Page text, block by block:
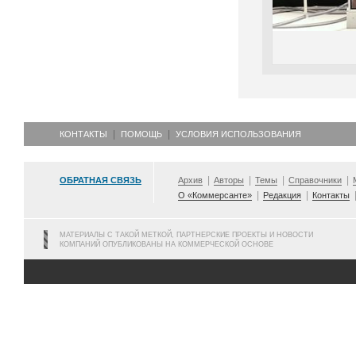
КОНТАКТЫ ПОМОЩЬ УСЛОВИЯ ИСПОЛЬЗОВАНИЯ
ОБРАТНАЯ СВЯЗЬ Архив Авторы Темы Справочники
О «Коммерсанте»
Редакция Контакты
МАТЕРИАЛЫ С ТАКОЙ МЕТКОЙ, ПАРТНЕРСКИЕ ПРОЕКТЫ И НОВОСТИ
КОМПАНИЙ ОПУБЛИКОВАНЫ НА КОММЕРЧЕСКОЙ ОСНОВЕ